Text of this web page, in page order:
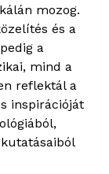
mozog.
és a
a
mind a
reflektál a
inspirációját